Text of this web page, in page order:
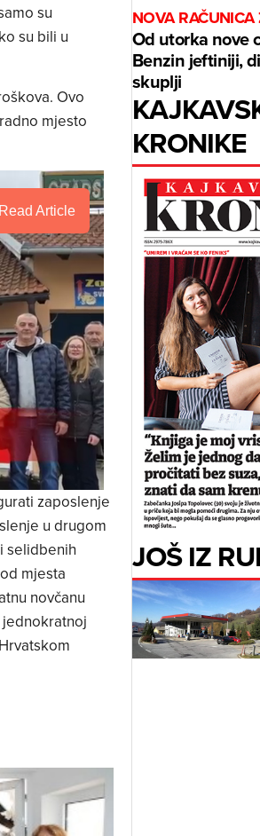
su
su bili u
Ovo
mjesto
Read Article
zaposlenje
u drugom
selidbenih
mjesta
novčanu
NOVA
Od utorka nove
Benzin jeftiniji,
skuplji
KRONIKE
JOŠ IZ